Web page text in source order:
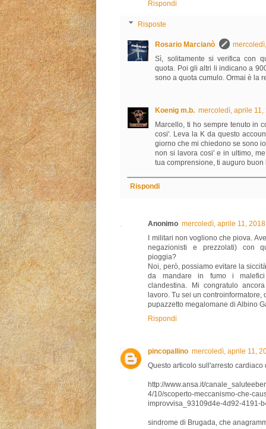
Rispondi
Risposte
Rosario Marcianò
Sì, solitamente si verifica con
quota. Poi gli altri li indicano a
sono a quota cumulo. Ormai è la
Koenig m.b. mercoledì, aprile
Marcello, ti ho sempre tenuto in
cosi'. Leva la K da questo
giorno che mi chiedono se sono
non si lavora cosi' e in ultimo,
tua comprensione, ti auguro
Rispondi
Anonimo mercoledì, aprile 11,
I militari non vogliono che piova.
negazionisti e prezzolati) con
pioggia?
Noi, però, possiamo evitare la
da mandare in fumo i malefici
clandestina. Mi congratulo
lavoro. Tu sei un controinformatore,
pupazzetto megalomane di Albino
Rispondi
pincopallino mercoledì, aprile 11,
Questo articolo sull'arresto
http://www.ansa.it/
4/10/scoperto-meccanismo-che-
improvvisa_93109d4e-4d92-4191-
sindrome di Brugada, che